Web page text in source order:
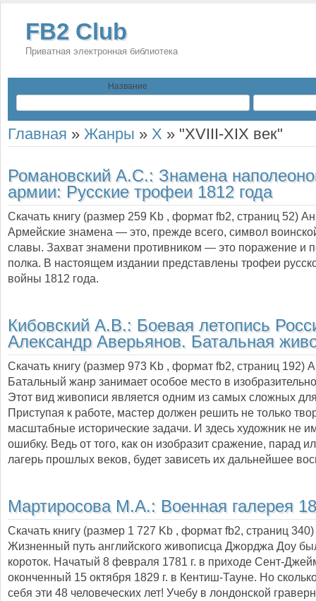
FB2 Club
Приватная электронная библиотека
Название
Главная » Жанры » X » "XVIII-XIX век"
Романовский А.С.: Знамена
армии: Русские трофеи 1812 года
Скачать книгу (размер 259 Kb , формат fb2, страниц 52)
Армейские знамена — это, прежде всего, символ
славы. Захват знамени противником — это поражение и
полка. В настоящем издании представлены трофеи
войны 1812 года.
Кибовский А.В.: Боевая летопись
Александр Аверьянов. Батальная
Скачать книгу (размер 973 Kb , формат fb2, страниц 192)
Батальный жанр занимает особое место в
Этот вид живописи является одним из самых сложных
Приступая к работе, мастер должен решить не только
масштабные исторические задачи. И здесь художник не
ошибку. Ведь от того, как он изобразит сражение, парад
лагерь прошлых веков, будет зависеть их дальнейшее
Мартиросова М.А.: Военная галерея
Скачать книгу (размер 1 727 Kb , формат fb2, страниц 340
Жизненный путь английского живописца Джорджа Доу
короток. Начатый 8 февраля 1781 г. в приходе Сент-
оконченный 15 октября 1829 г. в Кентиш-Тауне. Но
себя эти 48 человеческих лет! Учебу в лондонской